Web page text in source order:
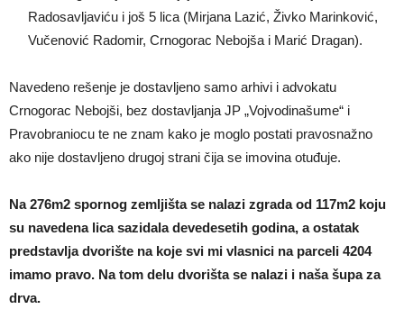
Radosavljaviću i još 5 lica (Mirjana Lazić, Živko Marinković,
Vučenović Radomir, Crnogorac Nebojša i Marić Dragan).
Navedeno rešenje je dostavljeno samo arhivi i advokatu
Crnogorac Nebojši, bez dostavljanja JP „Vojvodinašume“ i
Pravobraniocu te ne znam kako je moglo postati pravosnažno
ako nije dostavljeno drugoj strani čija se imovina otuđuje.
Na 276m2 spornog zemljišta se nalazi zgrada od 117m2 koju
su navedena lica sazidala devedesetih godina, a ostatak
predstavlja dvorište na koje svi mi vlasnici na parceli 4204
imamo pravo. Na tom delu dvorišta se nalazi i naša šupa za
drva.